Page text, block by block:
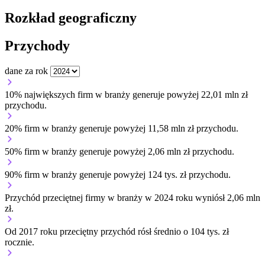
Rozkład geograficzny
Przychody
dane za rok
10% największych firm w branży generuje powyżej 22,01 mln zł
przychodu.
20% firm w branży generuje powyżej 11,58 mln zł przychodu.
50% firm w branży generuje powyżej 2,06 mln zł przychodu.
90% firm w branży generuje powyżej 124 tys. zł przychodu.
Przychód przeciętnej firmy w branży w 2024 roku wyniósł 2,06 mln
zł.
Od 2017 roku przeciętny przychód rósł średnio o 104 tys. zł
rocznie.